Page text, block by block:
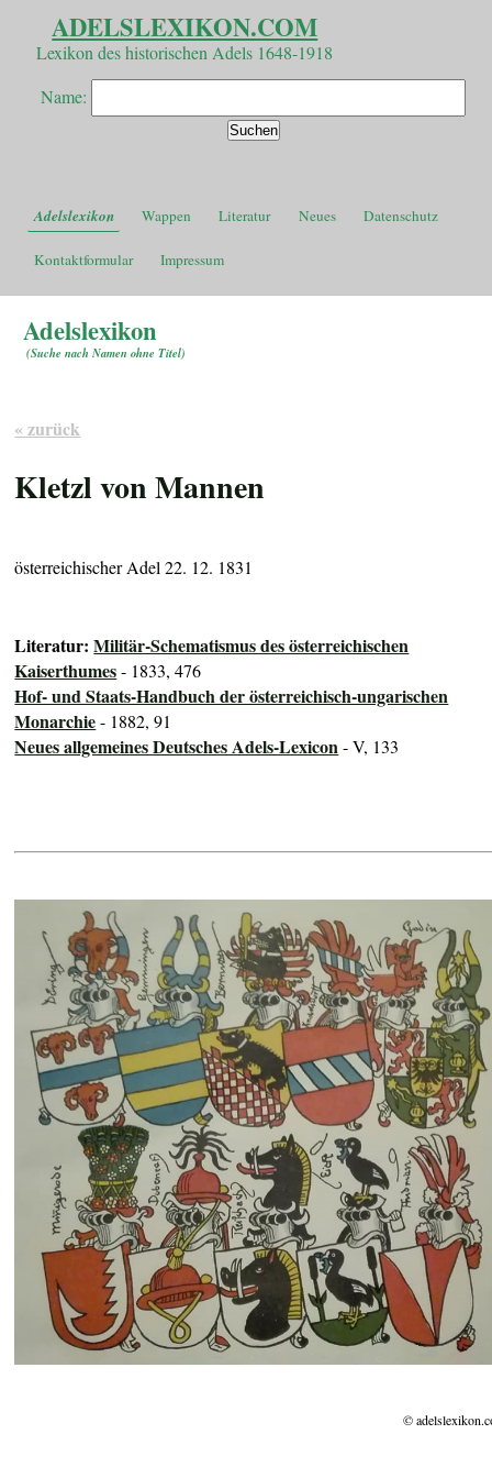
ADELSLEXIKON.COM
Lexikon des historischen Adels 1648-1918
Name:
Adelslexikon Wappen Literatur Neues Datenschutz
Kontaktformular Impressum
Adelslexikon
(Suche nach Namen ohne Titel)
« zurück
Kletzl von Mannen
österreichischer Adel 22. 12. 1831
Literatur:Militär-Schematismus des österreichischen
Kaiserthumes- 1833, 476
Hof- und Staats-Handbuch der österreichisch-ungarischen
Monarchie- 1882, 91
Neues allgemeines Deutsches Adels-Lexicon - V, 133
©